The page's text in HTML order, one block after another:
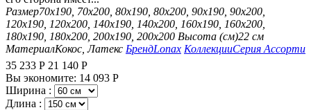
Размер70х190, 70х200, 80х190, 80х200, 90х190, 90х200,
120х190, 120х200, 140х190, 140х200, 160х190, 160х200,
180х190, 180х200, 200х190, 200х200 Высота (см)22 см
МатериалКокос, Латекс БрендLonax КоллекцииСерия Ассорти
35 233 Р 21 140 Р
Вы экономите: 14 093 Р
Ширина :
Длина :